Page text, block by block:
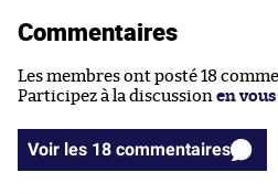
Commentaires
Les membres ont posté 18
Participez à la discussion en
Voir les 18 commentaires